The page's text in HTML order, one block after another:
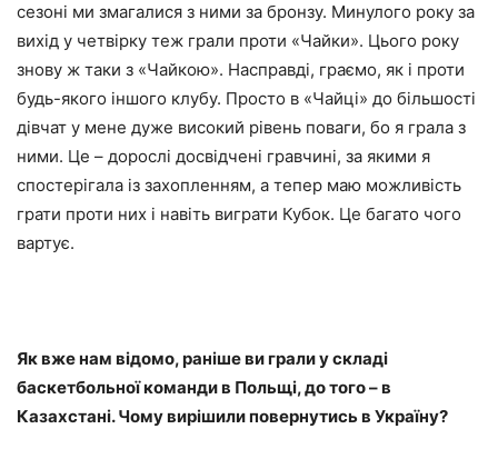
сезоні ми змагалися з ними за бронзу. Минулого року за
вихід у четвірку теж грали проти «Чайки». Цього року
знову ж таки з «Чайкою». Насправді, граємо, як і проти
будь-якого іншого клубу. Просто в «Чайці» до більшості
дівчат у мене дуже високий рівень поваги, бо я грала з
ними. Це – дорослі досвідчені гравчині, за якими я
спостерігала із захопленням, а тепер маю можливість
грати проти них і навіть виграти Кубок. Це багато чого
вартує.
Як вже нам відомо, раніше ви грали у складі
баскетбольної команди в Польщі, до того – в
Казахстані. Чому вирішили повернутись в Україну?